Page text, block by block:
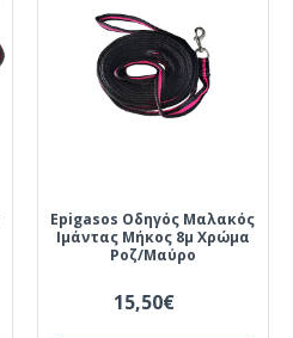
Epigasos Οδηγός Μαλακός
Ιμάντας Μήκος 8μ Χρώμα
Ροζ/Μαύρο
15,50€